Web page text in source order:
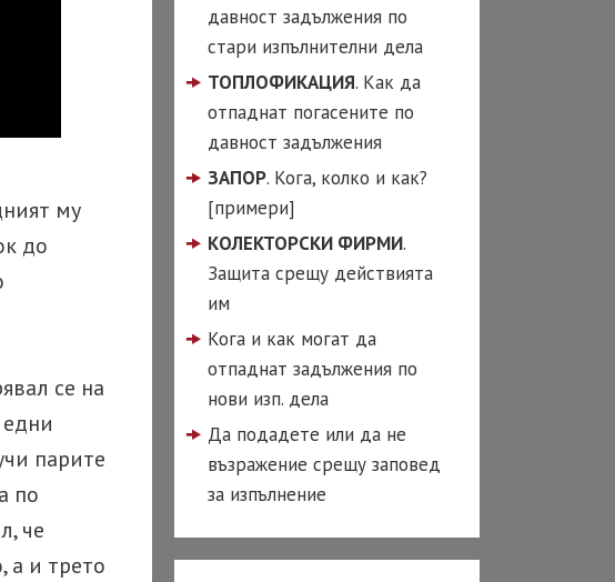
Развод по взаимно
Развод по вина на
Развод с чужденец
въпроси при развод
ТЪРГОВСКО ПРАВО
Заличаване на ЕТ
Регистрация на фирма
му
до
се на
парите
по
че
а и трето
давност задължения по
стари изпълнителни дела
ТОПЛОФИКАЦИЯ. Как да
отпаднат погасените по
давност задължения
ЗАПОР. Кога, колко и как?
[примери]
КОЛЕКТОРСКИ ФИРМИ.
Защита срещу действията
им
Кога и как могат да
отпаднат задължения по
нови изп. дела
Да подадете или да не
възражение срещу заповед
за изпълнение